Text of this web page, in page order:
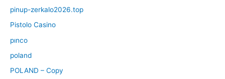
pinup-zerkalo2026.top
Pistolo Casino
pınco
poland
POLAND – Copy